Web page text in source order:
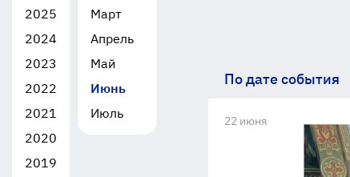
2025
2024
2023
2022
2021
2020
2019
Март
Апрель
Май
Июнь
Июль
По дате события
22 июня